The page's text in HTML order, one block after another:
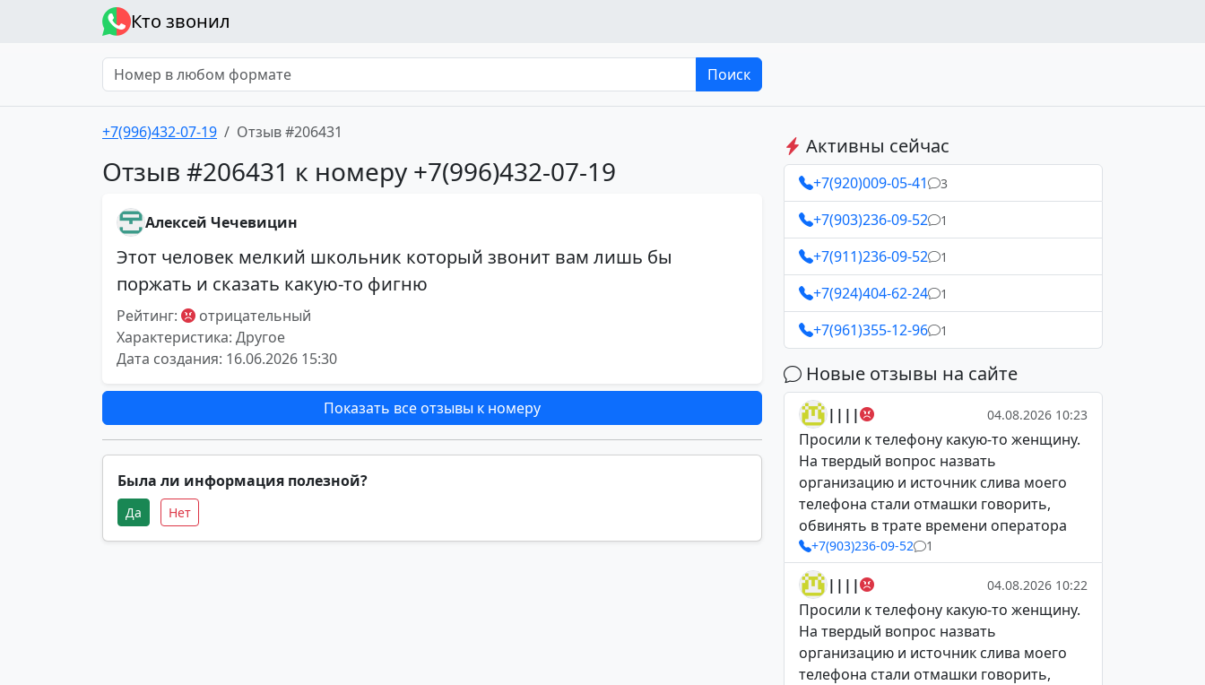
Кто звонил
Поиск
+7(996)432-07-19 Отзыв #206431
Отзыв #206431 к номеру +7(996)432-07-19
Алексей Чечевицин
Этот человек мелкий школьник который звонит вам лишь бы
поржать и сказать какую-то фигню
Рейтинг:
отрицательный
Характеристика: Другое
Дата создания: 16.06.2026 15:30
Показать все отзывы к номеру
Была ли информация полезной?
Да Нет
Активны сейчас
+7(920)009-05-41 3
+7(903)236-09-52 1
+7(911)236-09-52 1
+7(924)404-62-24 1
+7(961)355-12-96 1
Новые отзывы на сайте
|||| 04.08.2026 10:23
Просили к телефону какую-то женщину.
На твердый вопрос назвать
организацию и источник слива моего
телефона стали отмашки говорить,
обвинять в трате времени оператора
+7(903)236-09-52 1
|||| 04.08.2026 10:22
Просили к телефону какую-то женщину.
На твердый вопрос назвать
организацию и источник слива моего
телефона стали отмашки говорить,